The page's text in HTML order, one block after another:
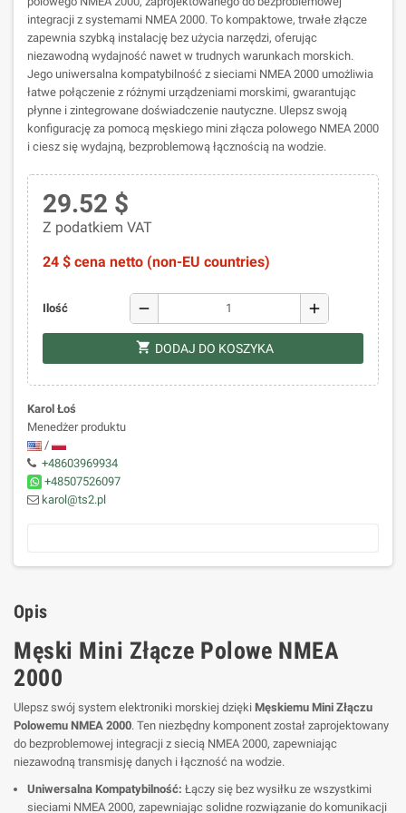
integracji z systemami NMEA 2000. To kompaktowe, trwałe złącze
zapewnia szybką instalację bez użycia narzędzi, oferując
niezawodną wydajność nawet w trudnych warunkach morskich.
Jego uniwersalna kompatybilność z sieciami NMEA 2000 umożliwia
łatwe połączenie z różnymi urządzeniami morskimi, gwarantując
płynne i zintegrowane doświadczenie nautyczne. Ulepsz swoją
konfigurację za pomocą męskiego mini złącza polowego NMEA 2000
i ciesz się wydajną, bezproblemową łącznością na wodzie.
29.52 $
Z podatkiem VAT
24 $ cena netto (non-EU countries)
Ilość remove add
shopping_cart DODAJ DO KOSZYKA
Karol Łoś
Menedżer produktu
/
+48603969934
+48507526097
karol@ts2.pl
Opis
Męski Mini Złącze Polowe NMEA
2000
Ulepsz swój system elektroniki morskiej dzięki Męskiemu Mini Złączu
Polowemu NMEA 2000. Ten niezbędny komponent został zaprojektowany
do bezproblemowej integracji z siecią NMEA 2000, zapewniając
niezawodną transmisję danych i łączność na wodzie.
Uniwersalna Kompatybilność: Łączy się bez wysiłku ze wszystkimi
sieciami NMEA 2000, zapewniając solidne rozwiązanie do komunikacji